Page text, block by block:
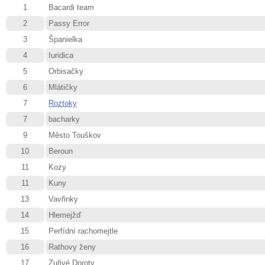
1
Bacardi team
2
Passy Error
3
Španielka
4
Iuridica
5
Orbisačky
6
Mlátičky
7
Roztoky
7
bacharky
9
Město Touškov
10
Beroun
11
Kozy
11
Kuny
13
Vavřinky
14
Hlemejžď
15
Perfídní rachomejtle
16
Rathovy ženy
17
Zuřivé Doroty